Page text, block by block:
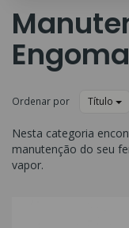
Ordenar por Título
Nesta categoria
manutenção do seu
vapor.